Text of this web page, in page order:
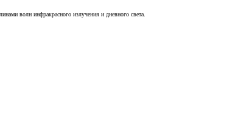
волн инфракрасного излучения и дневного света.